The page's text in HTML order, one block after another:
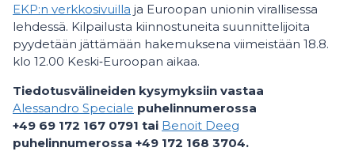
EKP:n verkkosivuilla ja Euroopan unionin virallisessa
lehdessä. Kilpailusta kiinnostuneita suunnittelijoita
pyydetään jättämään hakemuksena viimeistään 18.8.
klo 12.00 Keski‑Euroopan aikaa.
Tiedotusvälineiden kysymyksiin vastaa
Alessandro Speciale puhelinnumerossa
+49 69 172 167 0791 tai Benoit Deeg
puhelinnumerossa +49 172 168 3704.